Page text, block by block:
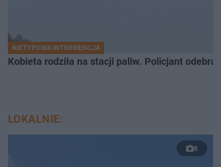
NIETYPOWA INTERWENCJA
Kobieta rodziła na stacji paliw. Policjant
LOKALNIE:
8